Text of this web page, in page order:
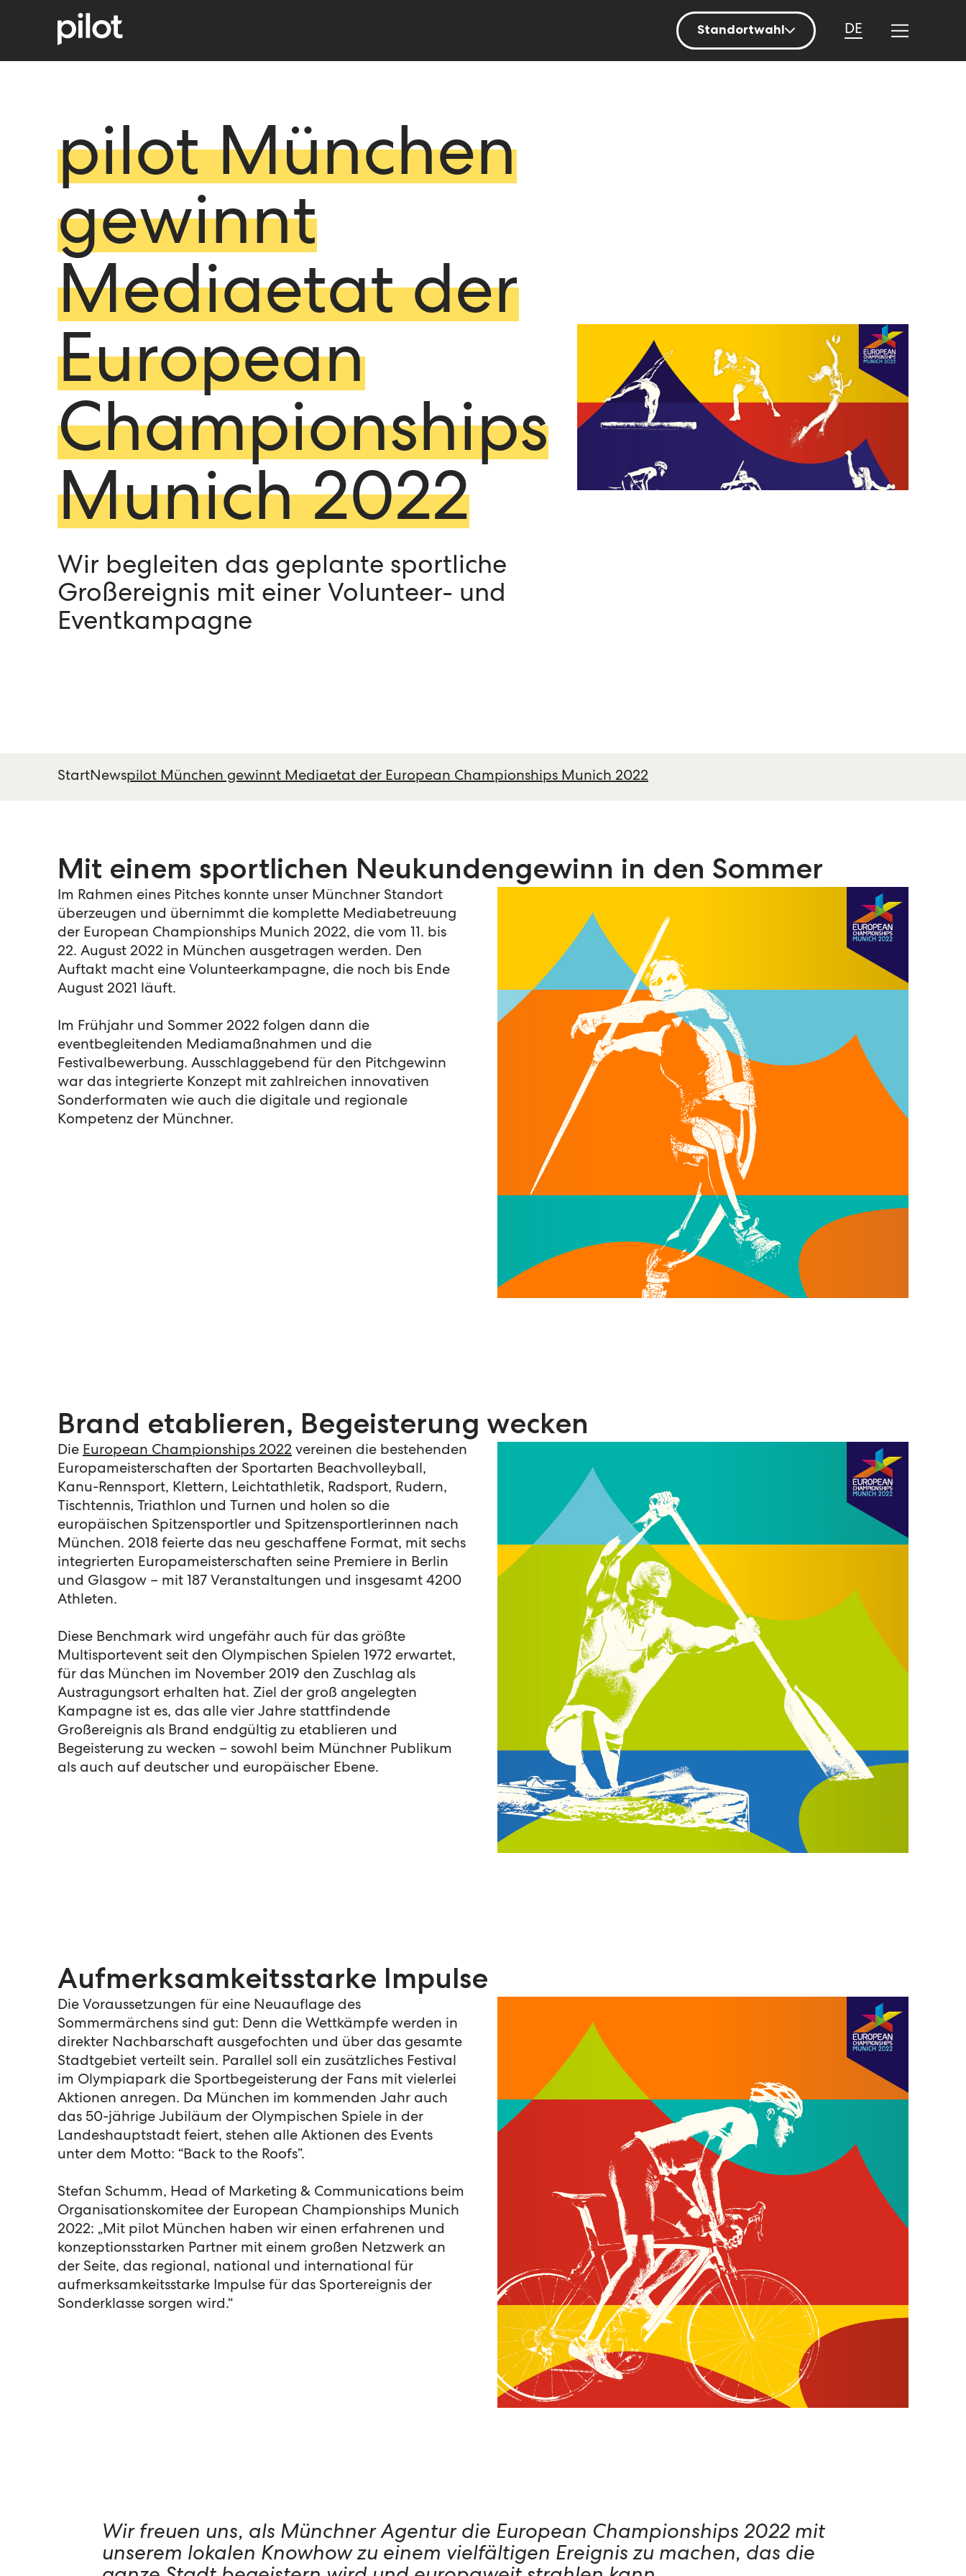
Standortwahl
Berlin
DE
pilot München
gewinnt
Mediaetat der
European
Championships
Munich 2022
Wir begleiten das geplante sportliche
Großereignis mit einer Volunteer- und
Eventkampagne
StartNewspilot München gewinnt Mediaetat der European Championships Munich 2022
Mit einem sportlichen Neukundengewinn in den Sommer
Im Rahmen eines Pitches konnte unser Münchner Standort
überzeugen und übernimmt die komplette Mediabetreuung
der European Championships Munich 2022, die vom 11. bis
22. August 2022 in München ausgetragen werden. Den
Auftakt macht eine Volunteerkampagne, die noch bis Ende
August 2021 läuft.
Im Frühjahr und Sommer 2022 folgen dann die
eventbegleitenden Mediamaßnahmen und die
Festivalbewerbung. Ausschlaggebend für den Pitchgewinn
war das integrierte Konzept mit zahlreichen innovativen
Sonderformaten wie auch die digitale und regionale
Kompetenz der Münchner.
Brand etablieren, Begeisterung wecken
Die European Championships 2022 vereinen die bestehenden
Europameisterschaften der Sportarten Beachvolleyball,
Kanu-Rennsport, Klettern, Leichtathletik, Radsport, Rudern,
Tischtennis, Triathlon und Turnen und holen so die
europäischen Spitzensportler und Spitzensportlerinnen nach
München. 2018 feierte das neu geschaffene Format, mit sechs
integrierten Europameisterschaften seine Premiere in Berlin
und Glasgow – mit 187 Veranstaltungen und insgesamt 4200
Athleten.
Diese Benchmark wird ungefähr auch für das größte
Multisportevent seit den Olympischen Spielen 1972 erwartet,
für das München im November 2019 den Zuschlag als
Austragungsort erhalten hat. Ziel der groß angelegten
Kampagne ist es, das alle vier Jahre stattfindende
Großereignis als Brand endgültig zu etablieren und
Begeisterung zu wecken – sowohl beim Münchner Publikum
als auch auf deutscher und europäischer Ebene.
Aufmerksamkeitsstarke Impulse
Die Voraussetzungen für eine Neuauflage des
Sommermärchens sind gut: Denn die Wettkämpfe werden in
direkter Nachbarschaft ausgefochten und über das gesamte
Stadtgebiet verteilt sein. Parallel soll ein zusätzliches Festival
im Olympiapark die Sportbegeisterung der Fans mit vielerlei
Aktionen anregen. Da München im kommenden Jahr auch
das 50-jährige Jubiläum der Olympischen Spiele in der
Landeshauptstadt feiert, stehen alle Aktionen des Events
unter dem Motto: “Back to the Roofs”.
Stefan Schumm, Head of Marketing & Communications beim
Organisationskomitee der European Championships Munich
2022: „Mit pilot München haben wir einen erfahrenen und
konzeptionsstarken Partner mit einem großen Netzwerk an
der Seite, das regional, national und international für
aufmerksamkeitsstarke Impulse für das Sportereignis der
Sonderklasse sorgen wird.“
Wir freuen uns, als Münchner Agentur die European Championships 2022 mit
unserem lokalen Knowhow zu einem vielfältigen Ereignis zu machen, das die